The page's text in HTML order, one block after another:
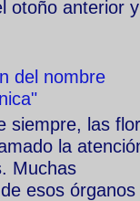
otoño anterior y
del nombre
siempre, las
la
Muchas
esos órganos